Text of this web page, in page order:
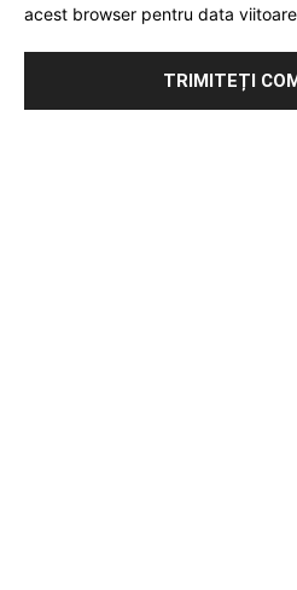
acest browser pentru data